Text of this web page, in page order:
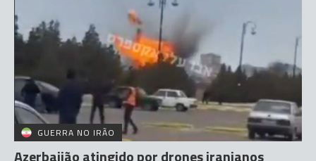
GUERRA NO IRÃO
Azerbaijão atingido por drones iranianos